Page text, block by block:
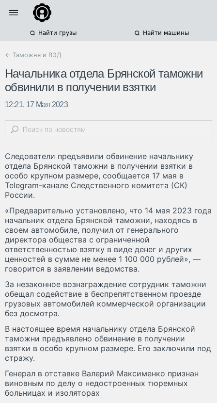
Найти грузы Найти машины
← Таможня и ВЭД
Начальника отдела Брянской таможни
обвинили в получении взятки
12:21, 17 Мая 2023
Следователи предъявили обвинение начальнику
отдела Брянской таможни в получении взятки в
особо крупном размере, сообщается 17 мая в
Telegram-канале Следственного комитета (СК)
России.
«Предварительно установлено, что 14 мая 2023 года
начальник отдела Брянской таможни, находясь в
своем автомобиле, получил от генерального
директора общества с ограниченной
ответственностью взятку в виде денег и других
ценностей в сумме не менее 1 100 000 рублей», —
говорится в заявлении ведомства.
За незаконное вознаграждение сотрудник таможни
обещал содействие в беспрепятственном проезде
грузовых автомобилей коммерческой организации
без досмотра.
В настоящее время начальнику отдела Брянской
таможни предъявлено обвинение в получении
взятки в особо крупном размере. Его заключили под
стражу.
Генерал в отставке Валерий Максименко признан
виновным по делу о недостроенных тюремных
больницах и изоляторах